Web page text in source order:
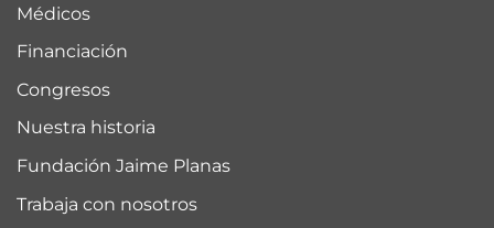
Médicos
Financiación
Congresos
Nuestra historia
Fundación Jaime Planas
Trabaja con nosotros